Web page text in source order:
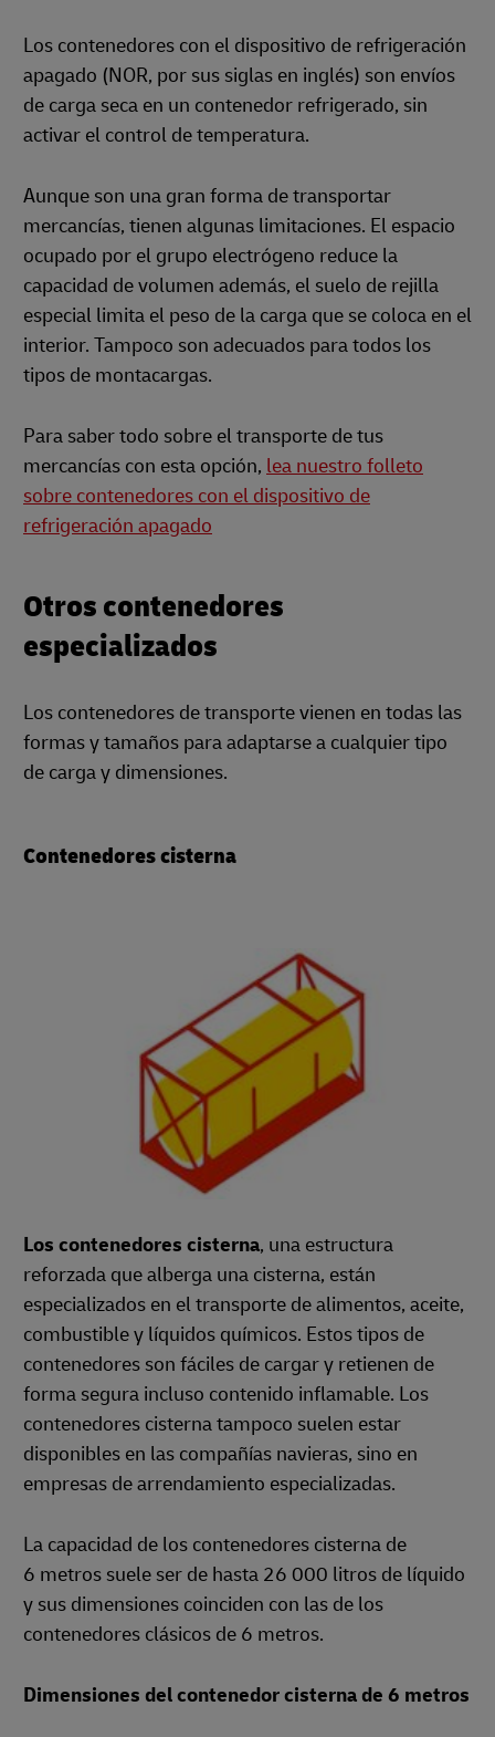
Los contenedores con el dispositivo de refrigeración
apagado (NOR, por sus siglas en inglés) son envíos
de carga seca en un contenedor refrigerado, sin
activar el control de temperatura.
Aunque son una gran forma de transportar
mercancías, tienen algunas limitaciones. El espacio
ocupado por el grupo electrógeno reduce la
capacidad de volumen además, el suelo de rejilla
especial limita el peso de la carga que se coloca en el
interior. Tampoco son adecuados para todos los
tipos de montacargas.
Para saber todo sobre el transporte de tus
mercancías con esta opción, lea nuestro folleto
sobre contenedores con el dispositivo de
refrigeración apagado
Otros contenedores
especializados
Los contenedores de transporte vienen en todas las
formas y tamaños para adaptarse a cualquier tipo
de carga y dimensiones.
Contenedores cisterna
Los contenedores cisterna, una estructura
reforzada que alberga una cisterna, están
especializados en el transporte de alimentos, aceite,
combustible y líquidos químicos. Estos tipos de
contenedores son fáciles de cargar y retienen de
forma segura incluso contenido inflamable. Los
contenedores cisterna tampoco suelen estar
disponibles en las compañías navieras, sino en
empresas de arrendamiento especializadas.
La capacidad de los contenedores cisterna de
6 metros suele ser de hasta 26 000 litros de líquido
y sus dimensiones coinciden con las de los
contenedores clásicos de 6 metros.
Dimensiones del contenedor cisterna de 6 metros